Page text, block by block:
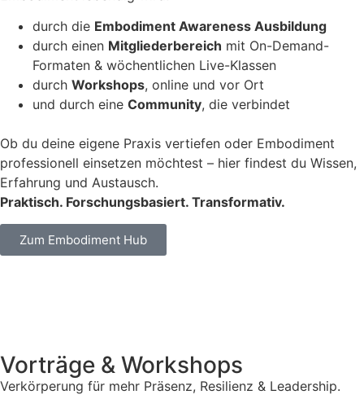
durch die Embodiment Awareness Ausbildung
durch einen Mitgliederbereich mit On-Demand-
Formaten & wöchentlichen Live-Klassen
durch Workshops, online und vor Ort
und durch eine Community, die verbindet
Ob du deine eigene Praxis vertiefen oder Embodiment
professionell einsetzen möchtest – hier findest du Wissen,
Erfahrung und Austausch.
Praktisch. Forschungsbasiert. Transformativ.
Zum Embodiment Hub
Vorträge & Workshops
Verkörperung für mehr Präsenz, Resilienz & Leadership.